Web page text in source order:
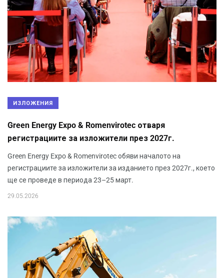
ИЗЛОЖЕНИЯ
Green Energy Expo & Romenvirotec отваря
регистрациите за изложители през 2027г.
Green Energy Expo & Romenvirotec обяви началото на
регистрациите за изложители за изданието през 2027г., което
ще се проведе в периода 23–25 март.
29.05.2026